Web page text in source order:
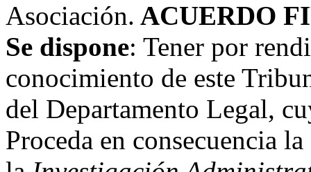
Asociación. ACUERDO
Se dispone: Tener por
conocimiento de este
del Departamento Legal,
Proceda en consecuencia